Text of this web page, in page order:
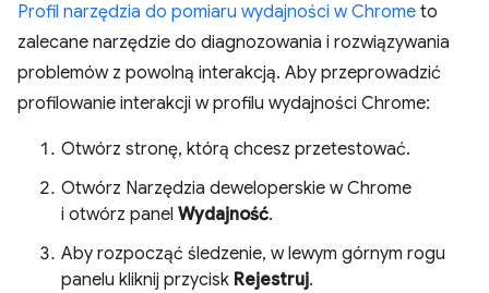
Profil narzędzia do pomiaru wydajności w Chrome to
zalecane narzędzie do diagnozowania i rozwiązywania
problemów z powolną interakcją. Aby przeprowadzić
profilowanie interakcji w profilu wydajności Chrome:
Otwórz stronę, którą chcesz przetestować.
Otwórz Narzędzia deweloperskie w Chrome
i otwórz panel Wydajność.
Aby rozpocząć śledzenie, w lewym górnym rogu
panelu kliknij przycisk Rejestruj.